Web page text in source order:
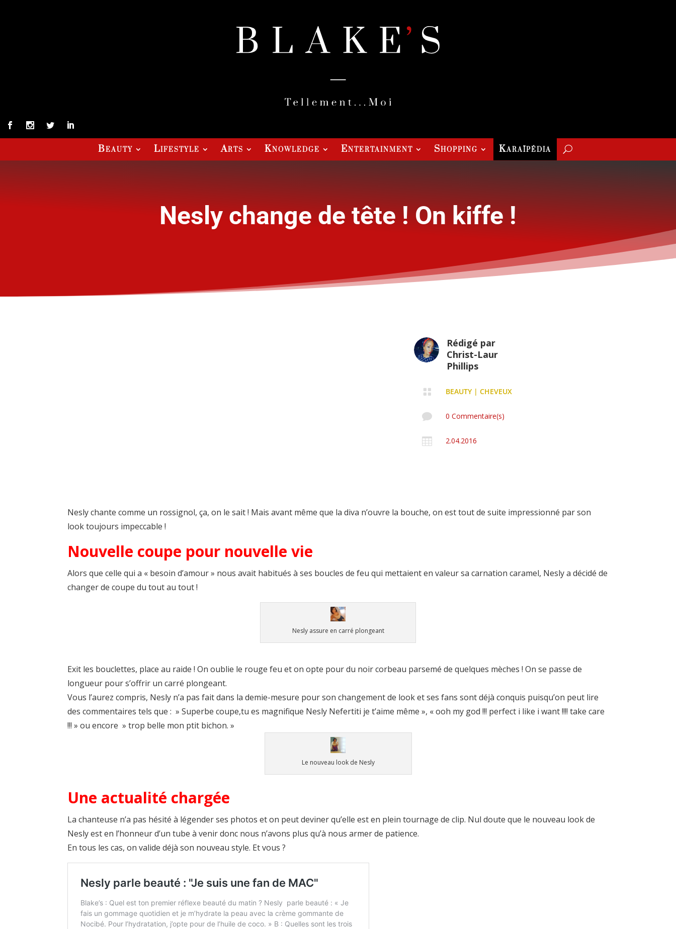
Beauty Lifestyle Arts Knowledge Entertainment Shopping Karaïpédia
Nesly change de tête ! On kiffe !
Rédigé par
Christ-Laur
Phillips
 BEAUTY| CHEVEUX
 0 Commentaire(s)
 2.04.2016
Nesly chante comme un rossignol, ça, on le sait ! Mais avant même que la diva n’ouvre la bouche, on est tout de suite impressionné par son
look toujours impeccable !
Nouvelle coupe pour nouvelle vie
Alors que celle qui a « besoin d’amour » nous avait habitués à ses boucles de feu qui mettaient en valeur sa carnation caramel, Nesly a décidé de
changer de coupe du tout au tout !
Nesly assure en carré plongeant
Exit les bouclettes, place au raide ! On oublie le rouge feu et on opte pour du noir corbeau parsemé de quelques mèches ! On se passe de
longueur pour s’offrir un carré plongeant.
Vous l’aurez compris, Nesly n’a pas fait dans la demie-mesure pour son changement de look et ses fans sont déjà conquis puisqu’on peut lire
des commentaires tels que : » Superbe coupe,tu es magnifique Nesly Nefertiti je t’aime même », «ooh my god !!! perfect i like i want !!!! take care
!!! » ou encore » trop belle mon ptit bichon. »
Le nouveau look de Nesly
Une actualité chargée
La chanteuse n’a pas hésité à légender ses photos et on peut deviner qu’elle est en plein tournage de clip. Nul doute que le nouveau look de
Nesly est en l’honneur d’un tube à venir donc nous n’avons plus qu’à nous armer de patience.
En tous les cas, on valide déjà son nouveau style. Et vous ?